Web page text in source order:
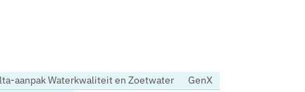
aanpak Waterkwaliteit en Zoetwater GenX